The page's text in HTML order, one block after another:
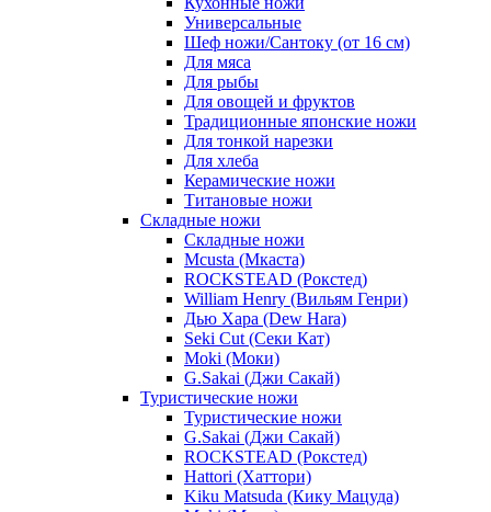
Универсальные
Шеф ножи/Сантоку (от 16 см)
Для мяса
Для рыбы
Для овощей и фруктов
Традиционные японские ножи
Для тонкой нарезки
Для хлеба
Керамические ножи
Титановые ножи
Складные ножи
Складные ножи
Mcusta (Мкаста)
ROCKSTEAD (Рокстед)
William Henry (Вильям Генри)
Дью Хара (Dew Hara)
Seki Cut (Секи Кат)
Moki (Моки)
G.Sakai (Джи Сакай)
Туристические ножи
Туристические ножи
G.Sakai (Джи Сакай)
ROCKSTEAD (Рокстед)
Hattori (Хаттори)
Kiku Matsuda (Кику Мацуда)